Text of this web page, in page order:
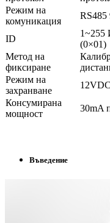
Режим на
комуникация
RS485
ID
1~255
(0×01)
Метод на
фиксиране
Режим на
захранване
12VDC
Консумирана
мощност
30mA
Въведение